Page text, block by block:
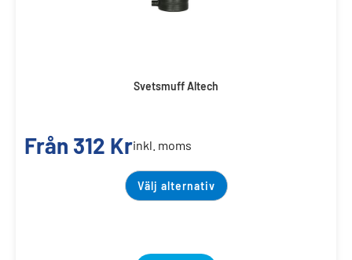
Svetsmuff Altech
Från 312 Krinkl. moms
Välj alternativ